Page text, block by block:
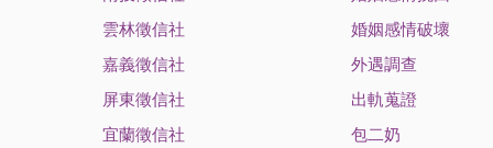
雲林徵信社
嘉義徵信社
屏東徵信社
宜蘭徵信社
婚姻感情破壞
外遇調查
出軌蒐證
包二奶